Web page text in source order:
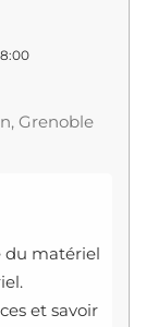
Grenoble
du matériel
et savoir